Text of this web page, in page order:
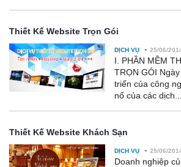
Thiết Kế Website Trọn Gói
DỊCH VỤ - 25/06/
I. PHẦN MỀM
TRỌN GÓI
triển của công
nổ của các dịch...
Thiết Kế Website Khách Sạn
DỊCH VỤ - 25/06/
Doanh nghiệp